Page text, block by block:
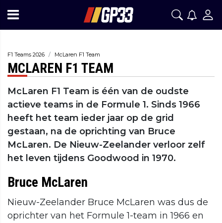
F1 Teams 2026 McLaren F1 Team
MCLAREN F1 TEAM
McLaren F1 Team is één van de oudste
actieve teams in de Formule 1. Sinds 1966
heeft het team ieder jaar op de grid
gestaan, na de oprichting van Bruce
McLaren. De Nieuw-Zeelander verloor zelf
het leven tijdens Goodwood in 1970.
Bruce McLaren
Nieuw-Zeelander Bruce McLaren was dus de
oprichter van het Formule 1-team in 1966 en